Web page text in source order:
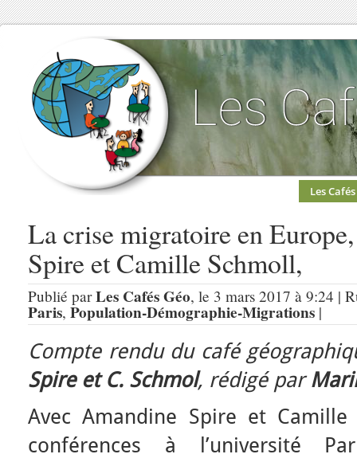
Les Cafés
La crise migratoire en
Spire et Camille Schmoll,
Publié parLes Cafés Géo, le 3 mars 2017 à 9:24 |
Paris, Population-Démographie-Migrations |
Compte rendu du café
Spire et C. Schmol, rédigé par
Avec Amandine Spire et
conférences à l’université